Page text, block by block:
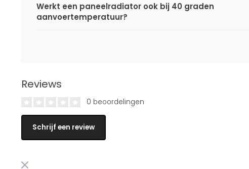
Werkt een paneelradiator ook bij 40 graden
aanvoertemperatuur?
Reviews
0 beoordelingen
Schrijf een review